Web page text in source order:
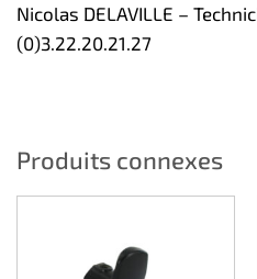
Nicolas DELAVILLE –
(0)3.22.20.21.27
Produits connexes